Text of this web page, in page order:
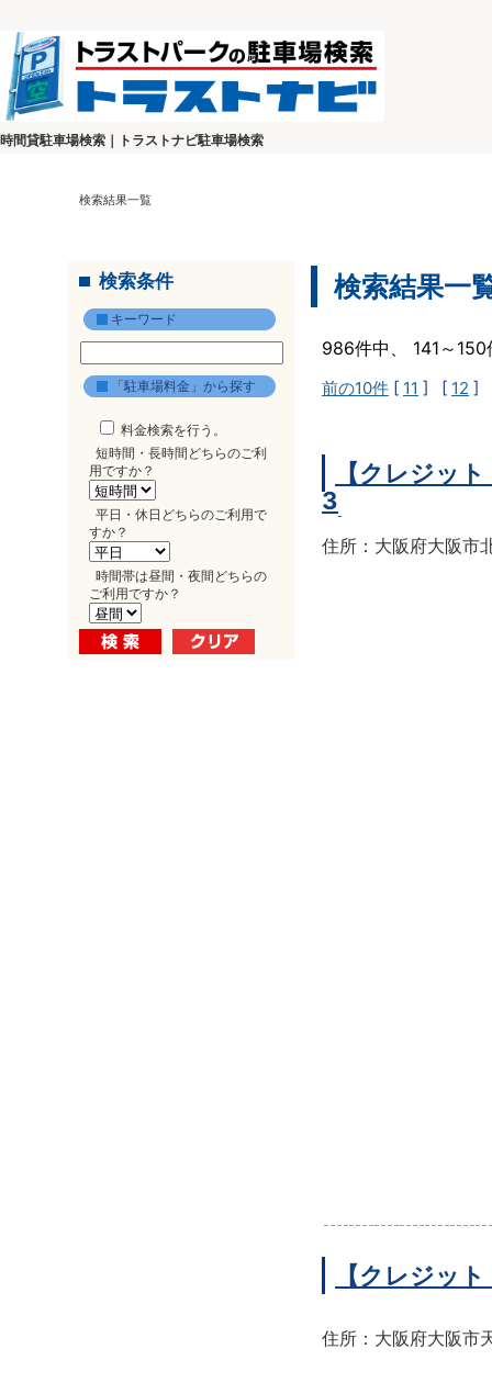
時間貸駐車場検索｜トラストナビ駐車場検索
検索結果一覧
検索条件
キーワード
「駐車場料金」から探す
料金検索を行う。
短時間・長時間どちらのご利
用ですか？
平日・休日どちらのご利用で
すか？
時間帯は昼間・夜間どちらの
ご利用ですか？
検索結果一
986件中、 141～
前の10件 [ 11 ] [ 12 ]
【クレジッ
3
住所：大阪府大阪市
【クレジッ
住所：大阪府大阪市